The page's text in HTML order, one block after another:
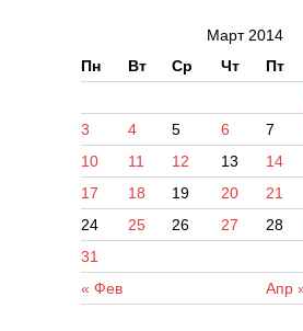
Март 2014
Пн
Вт Ср Чт Пт
« Фев Апр
3
4 5 6 7
10
11 12 13 14
17
18 19 20 21
24
25 26 27 28
31